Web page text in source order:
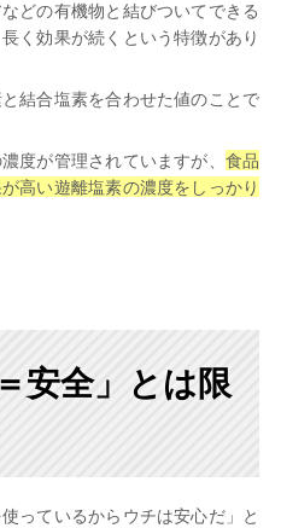
どの有機物と結びついてできる
く効果が続くという特徴があり
結合塩素を合わせた値のことで
度が管理されていますが、 食品
高い遊離塩素の濃度をしっかり
安全」とは限
っているからウチは安心だ」と